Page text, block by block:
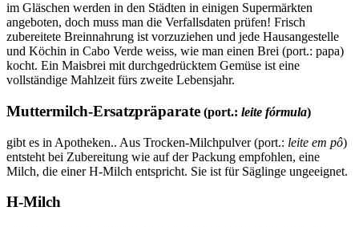
im Gläschen werden in den Städten in einigen Supermärkten
angeboten, doch muss man die Verfallsdaten prüfen! Frisch
zubereitete Breinnahrung ist vorzuziehen und jede Hausangestelle
und Köchin in Cabo Verde weiss, wie man einen Brei (port.: papa)
kocht. Ein Maisbrei mit durchgedrücktem Gemüse ist eine
vollständige Mahlzeit fürs zweite Lebensjahr.
Muttermilch-Ersatzpräparate (port.: leite fórmula)
gibt es in Apotheken.. Aus Trocken-Milchpulver (port.: leite em pô)
entsteht bei Zubereitung wie auf der Packung empfohlen, eine
Milch, die einer H-Milch entspricht. Sie ist für Säglinge ungeeignet.
H-Milch